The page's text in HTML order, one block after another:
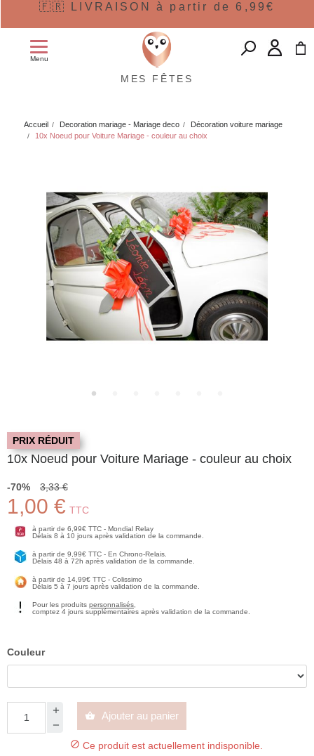
🇫🇷 LIVRAISON à partir de 6,99€
Menu
MES FÊTES
Accueil Decoration mariage - Mariage deco
Décoration voiture mariage
10x Noeud pour Voiture Mariage - couleur au choix
PRIX RÉDUIT
10x Noeud pour Voiture Mariage - couleur au choix
-70% 3,33 €
1,00 € TTC
à partir de 6,99€ TTC - Mondial Relay
Délais 8 à 10 jours après validation de la commande.
à partir de 9,99€ TTC - En Chrono-Relais.
Délais 48 à 72h après validation de la commande.
à partir de 14,99€ TTC - Colissimo
Délais 5 à 7 jours après validation de la commande.
Pour les produits personnalisés
comptez 4 jours supplémentaires après validation de la commande.
Couleur
 Ajouter au panier
 Ce produit est actuellement indisponible.